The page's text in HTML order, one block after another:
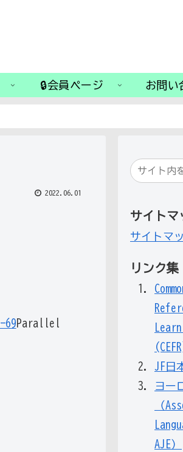
🔒会員ページ お問い
2022.06.01
69Parallel
サイトマ
サイトマ
リンク集
JF
ヨー
（
AJE）